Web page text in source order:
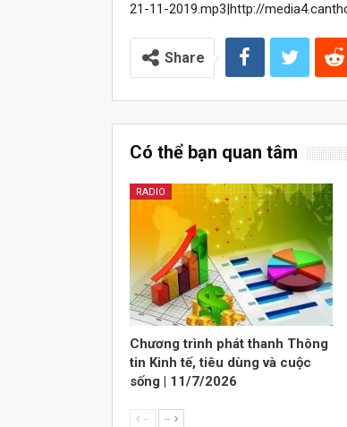
21-11-2019.mp3|http://
Share
Có thể bạn quan tâm
RADIO
Chương trình phát thanh Thông
tin Kinh tế, tiêu dùng và cuộc
sống | 11/7/2026
-- --